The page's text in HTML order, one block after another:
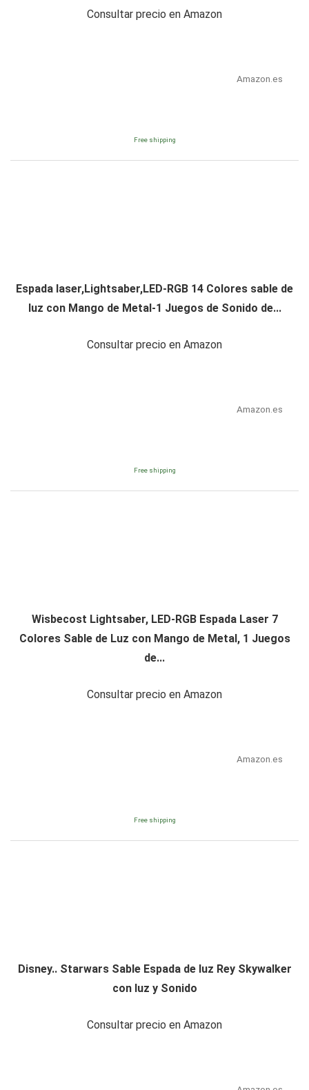
Consultar precio en Amazon
Amazon.es
Free shipping
Espada laser,Lightsaber,LED-RGB 14 Colores sable de
luz con Mango de Metal-1 Juegos de Sonido de...
Consultar precio en Amazon
Amazon.es
Free shipping
Wisbecost Lightsaber, LED-RGB Espada Laser 7
Colores Sable de Luz con Mango de Metal, 1 Juegos
de...
Consultar precio en Amazon
Amazon.es
Free shipping
Disney.. Starwars Sable Espada de luz Rey Skywalker
con luz y Sonido
Consultar precio en Amazon